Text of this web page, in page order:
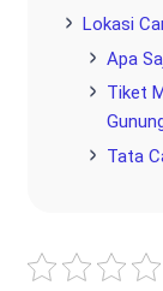
Lokasi
Apa
Tiket
Tata